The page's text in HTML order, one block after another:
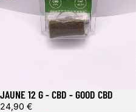
JAUNE 12 G - CBD - GOOD CBD
24,90 €